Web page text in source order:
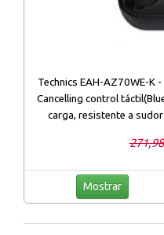
Technics EAH-AZ70WE-K
Cancelling control
carga, resistente a
Mostrar